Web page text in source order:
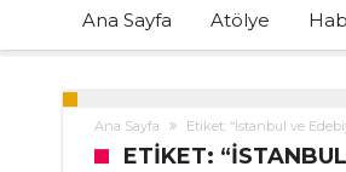
Ana Sayfa Atölye
Ana Sayfa Etiket: “İstanbul ve
ETIKET: